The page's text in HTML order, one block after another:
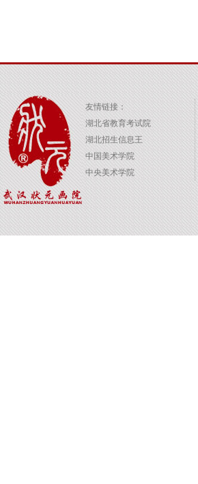
友情链接：
湖北省教育考试院
湖北招生信息王
中国美术学院
中央美术学院